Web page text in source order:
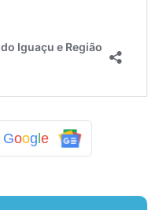
Goog e